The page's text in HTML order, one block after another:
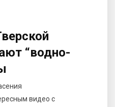
“водно-
видео с